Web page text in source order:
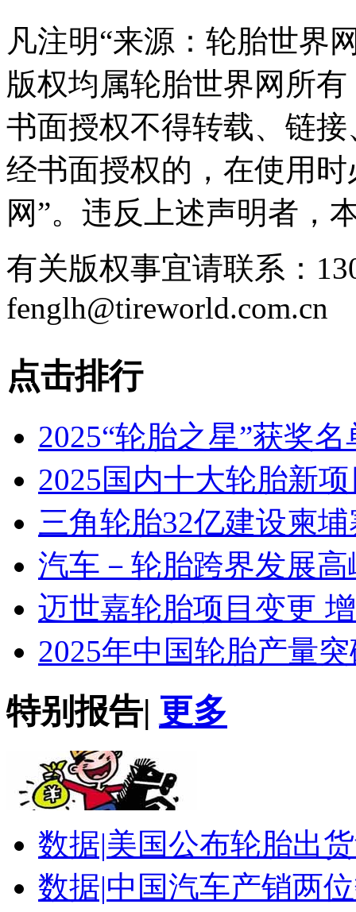
凡注明“来源：轮胎世界
版权均属轮胎世界网所
书面授权不得转载、链
经书面授权的，在使用
网”。违反上述声明者，
有关版权事宜请联系：
fenglh@tireworld.com.cn
点击排行
2025“轮胎之星”获奖
2025国内十大轮胎新
三角轮胎32亿建设柬
汽车－轮胎跨界发展
迈世嘉轮胎项目变更
2025年中国轮胎产量
特别报告| 更多
数据|美国公布轮胎出
数据|中国汽车产销两